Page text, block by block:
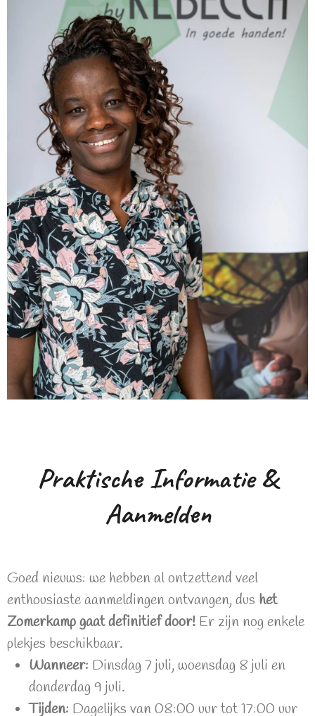
Praktische Informatie &
Aanmelden
Goed nieuws: we hebben al ontzettend veel
enthousiaste aanmeldingen ontvangen, dus het
Zomerkamp gaat definitief door! Er zijn nog enkele
plekjes beschikbaar.
Wanneer: Dinsdag 7 juli, woensdag 8 juli en
donderdag 9 juli.
Tijden: Dagelijks van 08:00 uur tot 17:00 uur